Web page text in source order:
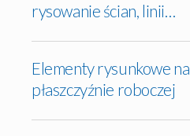
rysowanie ścian, linii…
Elementy rysunkowe na
płaszczyźnie roboczej